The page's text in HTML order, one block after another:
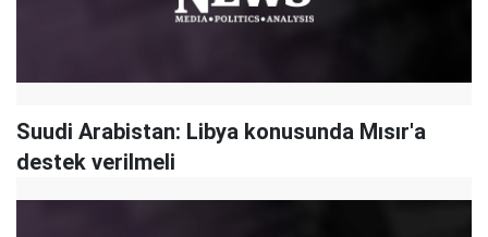
Suudi Arabistan: Libya konusunda Mısır'a
destek verilmeli